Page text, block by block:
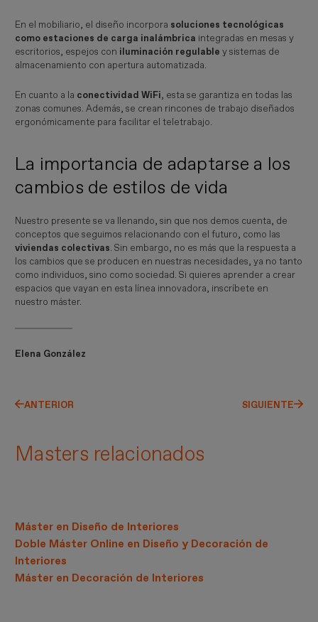
En el mobiliario, el diseño incorpora soluciones tecnológicas
como estaciones de carga inalámbrica integradas en mesas y
escritorios, espejos con iluminación regulable y sistemas de
almacenamiento con apertura automatizada.
En cuanto a la conectividad WiFi, esta se garantiza en todas las
zonas comunes. Además, se crean rincones de trabajo diseñados
ergonómicamente para facilitar el teletrabajo.
La importancia de adaptarse a los
cambios de estilos de vida
Nuestro presente se va llenando, sin que nos demos cuenta, de
conceptos que seguimos relacionando con el futuro, como las
viviendas colectivas. Sin embargo, no es más que la respuesta a
los cambios que se producen en nuestras necesidades, ya no tanto
como individuos, sino como sociedad. Si quieres aprender a crear
espacios que vayan en esta línea innovadora, inscríbete en
nuestro máster.
Elena González
ANTERIOR SIGUIENTE
Masters relacionados
Máster en Diseño de Interiores
Doble Máster Online en Diseño y Decoración de
Interiores
Máster en Decoración de Interiores